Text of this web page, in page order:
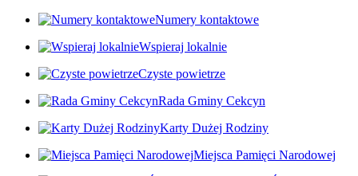
Numery kontaktowe
Wspieraj lokalnie
Czyste powietrze
Rada Gminy Cekcyn
Karty Dużej Rodziny
Miejsca Pamięci Narodowej